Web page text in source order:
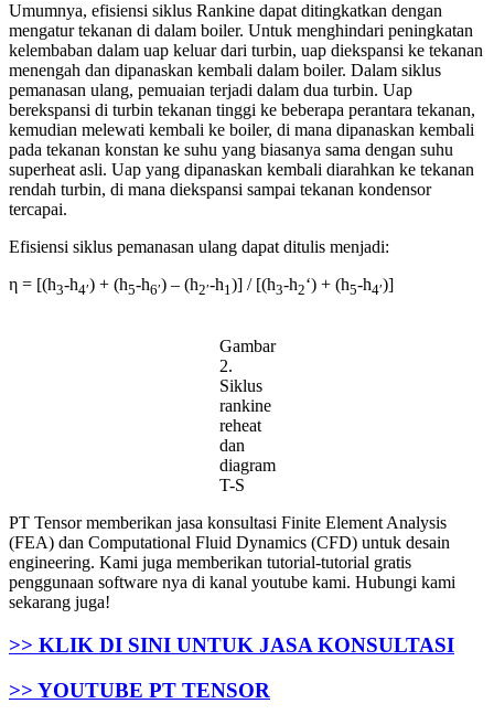
Umumnya, efisiensi siklus Rankine dapat ditingkatkan dengan
mengatur tekanan di dalam boiler. Untuk menghindari peningkatan
kelembaban dalam uap keluar dari turbin, uap diekspansi ke tekanan
menengah dan dipanaskan kembali dalam boiler. Dalam siklus
pemanasan ulang, pemuaian terjadi dalam dua turbin. Uap
berekspansi di turbin tekanan tinggi ke beberapa perantara tekanan,
kemudian melewati kembali ke boiler, di mana dipanaskan kembali
pada tekanan konstan ke suhu yang biasanya sama dengan suhu
superheat asli. Uap yang dipanaskan kembali diarahkan ke tekanan
rendah turbin, di mana diekspansi sampai tekanan kondensor
tercapai.
Efisiensi siklus pemanasan ulang dapat ditulis menjadi:
η = [(h3-h4′) + (h5-h6′) – (h2′-h1)] / [(h3-h2‘) + (h5-h4′)]
Gambar
2.
Siklus
rankine
reheat
dan
diagram
T-S
PT Tensor memberikan jasa konsultasi Finite Element Analysis
(FEA) dan Computational Fluid Dynamics (CFD) untuk desain
engineering. Kami juga memberikan tutorial-tutorial gratis
penggunaan software nya di kanal youtube kami. Hubungi kami
sekarang juga!
>> KLIK DI SINI UNTUK JASA KONSULTASI
>> YOUTUBE PT TENSOR